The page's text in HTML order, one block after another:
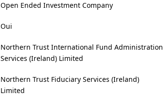
Open Ended Investment Company
Oui
Northern Trust International Fund Administration
Services (Ireland) Limited
Northern Trust Fiduciary Services (Ireland)
Limited